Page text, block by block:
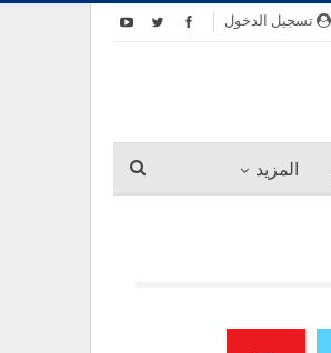
تسجيل الدخول
المزيد